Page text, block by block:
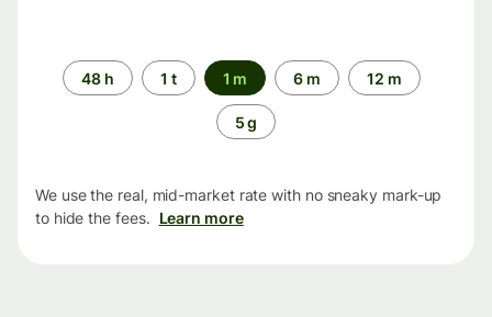
Time
period
48 h 1 t 1 m 6 m 12 m
5 g
We use the real, mid-market rate with no sneaky mark-up
to hide the fees. Learn more